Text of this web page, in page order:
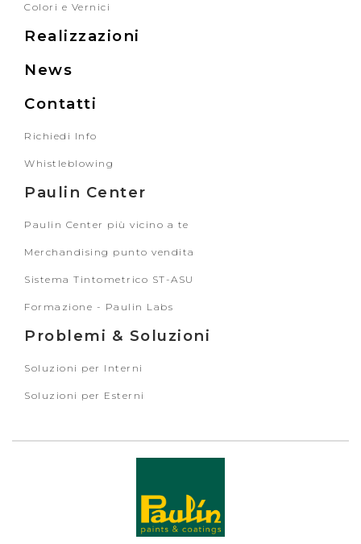
Colori e Vernici
Realizzazioni
News
Contatti
Richiedi Info
Whistleblowing
Paulin Center
Paulin Center più vicino a te
Merchandising punto vendita
Sistema Tintometrico ST-ASU
Formazione - Paulin Labs
Problemi & Soluzioni
Soluzioni per Interni
Soluzioni per Esterni